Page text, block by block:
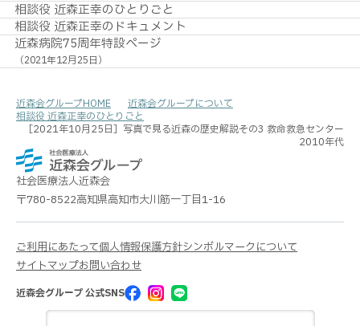
相談役 近森正幸のひとりごと
相談役 近森正幸のドキュメント
近森病院75周年特設ページ
（2021年12月25日）
近森会グループHOME
近森会グループについて
相談役 近森正幸のひとりごと
［2021年10月25日］写真で見る近森の歴史解説その3 救命救急センター
2010年代
社会医療法人近森会
〒780-8522高知県高知市大川筋一丁目1-16
ご利用にあたって個人情報保護方針シンボルマークについて
サイトマップお問い合わせ
近森会グループ 公式SNS